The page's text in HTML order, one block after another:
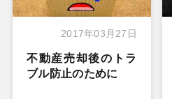
2017年03月27日
不動産売却後のトラ
ブル防止のために